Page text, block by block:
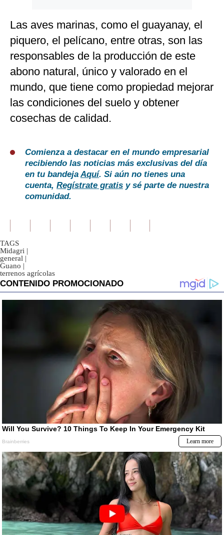
Las aves marinas, como el guayanay, el
piquero, el pelícano, entre otras, son las
responsables de la producción de este
abono natural, único y valorado en el
mundo, que tiene como propiedad mejorar
las condiciones del suelo y obtener
cosechas de calidad.
Comienza a destacar en el mundo empresarial
recibiendo las noticias más exclusivas del día
en tu bandejaAquí. Si aún no tienes una
cuenta, Regístrate gratis y sé parte de nuestra
comunidad.
TAGS
Midagri |
general |
Guano |
terrenos agrícolas